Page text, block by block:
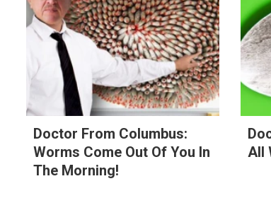
Doctor From Columbus:
Worms Come Out Of You In
The Morning!
All